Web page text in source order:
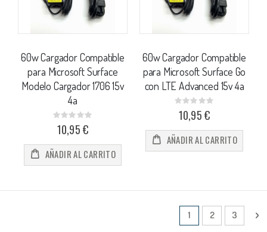
60w Cargador Compatible
para Microsoft Surface
Modelo Cargador 1706 15v
4a
Rating:
0%10,95 €
AÑADIR AL CARRITO
60w Cargador Compatible
para Microsoft Surface Go
con LTE Advanced 15v 4a
Rating:
0%10,95 €
AÑADIR AL CARRITO
Página
Actualmente estás
1 Página
2 Página
3